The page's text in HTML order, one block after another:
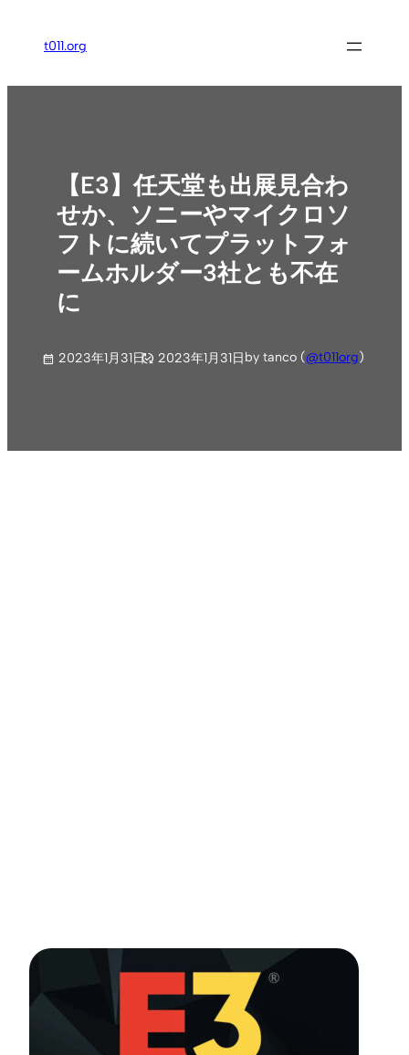
ス
t011.org
【E3】任天堂も出展見合わ
せか、ソニーやマイクロソ
フトに続いてプラットフォ
ームホルダー3社とも不在
に
2023年1月31日 2023年1月31日by tanco (@t011org)